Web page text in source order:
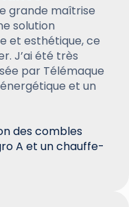
grande maîtrise
solution
et esthétique, ce
J’ai été très
par Télémaque
et un
des combles
A et un chauffe-